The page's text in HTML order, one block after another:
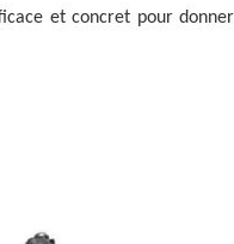
et concret pour donner